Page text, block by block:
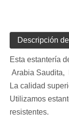
Descripción
Esta estantería
Arabia Saudita,
La calidad
Utilizamos
resistentes.